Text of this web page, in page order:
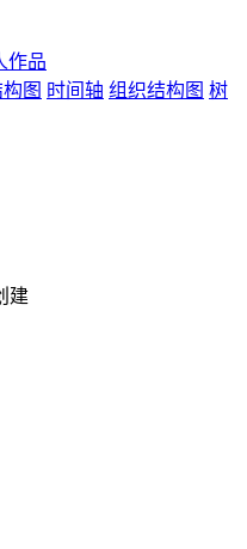
作品
图 时间轴 组织结构图 树
建